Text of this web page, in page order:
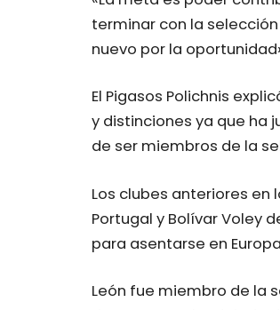
terminar con la
nuevo por la
El Pigasos Polichnis
y distinciones ya que ha
de ser miembros de la
Los clubes anteriores en
Portugal y Bolívar Voley
para asentarse en
León fue miembro de la